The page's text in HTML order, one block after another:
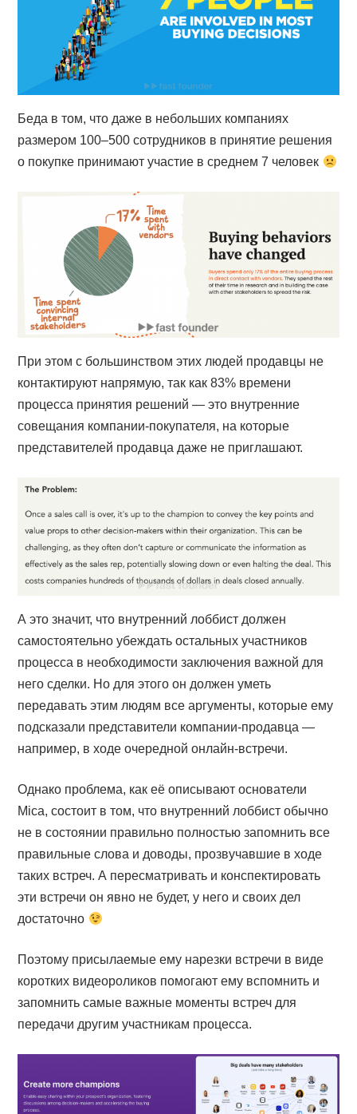
Беда в том, что даже в небольших компаниях
размером 100–500 сотрудников в принятие решения
о покупке принимают участие в среднем 7 человек
При этом с большинством этих людей продавцы не
контактируют напрямую, так как 83% времени
процесса принятия решений — это внутренние
совещания компании-покупателя, на которые
представителей продавца даже не приглашают.
А это значит, что внутренний лоббист должен
самостоятельно убеждать остальных участников
процесса в необходимости заключения важной для
него сделки. Но для этого он должен уметь
передавать этим людям все аргументы, которые ему
подсказали представители компании-продавца —
например, в ходе очередной онлайн-встречи.
Однако проблема, как её описывают основатели
Mica, состоит в том, что внутренний лоббист обычно
не в состоянии правильно полностью запомнить все
правильные слова и доводы, прозвучавшие в ходе
таких встреч. А пересматривать и конспектировать
эти встречи он явно не будет, у него и своих дел
достаточно
Поэтому присылаемые ему нарезки встречи в виде
коротких видеороликов помогают ему вспомнить и
запомнить самые важные моменты встреч для
передачи другим участникам процесса.